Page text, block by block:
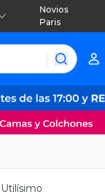
Novios
Paris
Utilísimo